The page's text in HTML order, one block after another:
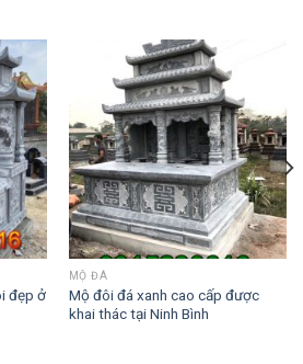
đẹp ở
MỘ ĐÁ
Mộ đôi đá xanh cao cấp được
khai thác tại Ninh Bình